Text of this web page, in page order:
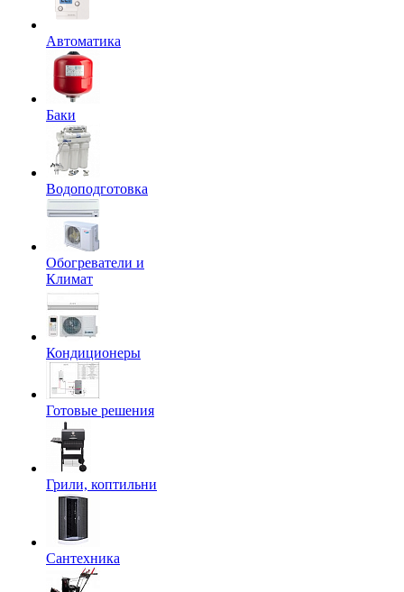
Автоматика
Баки
Водоподготовка
Обогреватели и
Климат
Кондиционеры
Готовые решения
Грили, коптильни
Сантехника